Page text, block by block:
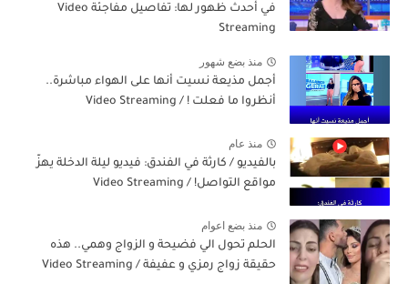
في أحدث ظهور لها: تفاصيل مفاجئة Video
Streaming
منذ بضع شهور
أجمل مذيعة نسيت أنها على الهواء مباشرة..
أنظروا ما فعلت ! / Video Streaming
منذ عام
بالفيديو / كارثة في الفندق: فيديو ليلة الدخلة يهزّ
مواقع التواصل! / Video Streaming
منذ بضع اعوام
الحلم تحول الي فضيحة و الزواج وهمي.. هذه
حقيقة زواج رمزي و عفيفة / Video Streaming